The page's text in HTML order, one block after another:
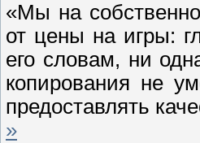
«Мы на
от цены на игры:
его словам, ни
копирования не
предоставлять
»